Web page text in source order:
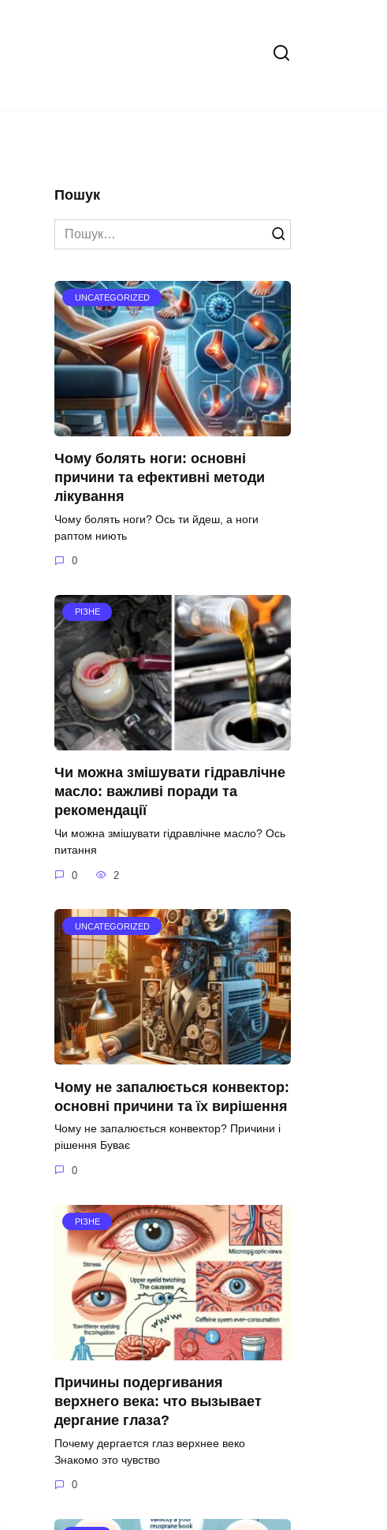
Пошук
Search
for:
UNCATEGORIZED
Чому болять ноги: основні
причини та ефективні методи
лікування
Чому болять ноги? Ось ти йдеш, а ноги
раптом ниють
0
РІЗНЕ
Чи можна змішувати гідравлічне
масло: важливі поради та
рекомендації
Чи можна змішувати гідравлічне масло? Ось
питання
0 2
UNCATEGORIZED
Чому не запалюється конвектор:
основні причини та їх вирішення
Чому не запалюється конвектор? Причини і
рішення Буває
0
РІЗНЕ
Причины подергивания
верхнего века: что вызывает
дергание глаза?
Почему дергается глаз верхнее веко
Знакомо это чувство
0